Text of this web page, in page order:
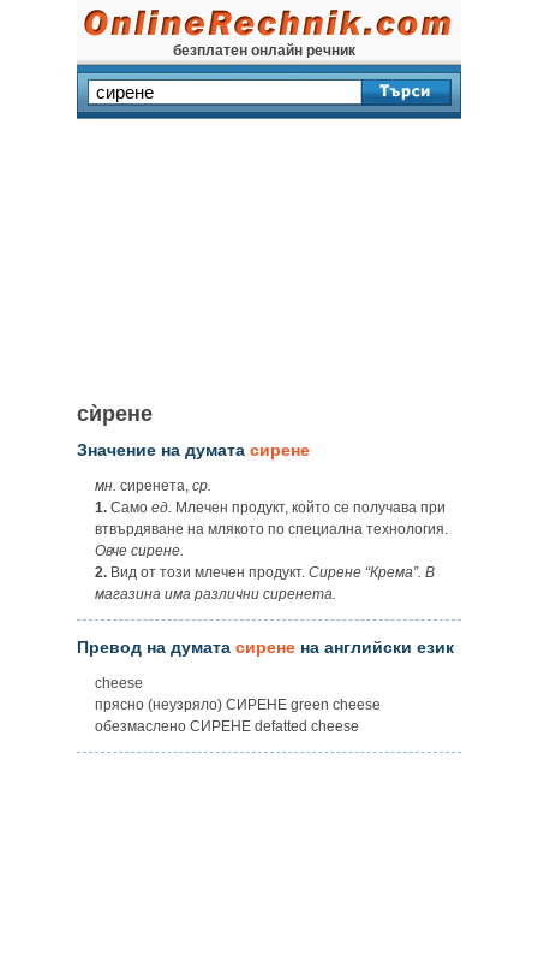
безплатен онлайн речник
сѝрене
Значение на думата сирене
мн. сиренета, ср.
1. Само ед. Млечен продукт, който се получава при
втвърдяване на млякото по специална технология.
Овче сирене.
2. Вид от този млечен продукт. Сирене “Крема”. В
магазина има различни сиренета.
Превод на думата сирене на английски език
cheese
прясно (неузряло) СИРЕНЕ green cheese
обезмаслено СИРЕНЕ defatted cheese